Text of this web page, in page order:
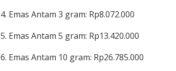
4. Emas Antam 3 gram: Rp8.072.000
5. Emas Antam 5 gram: Rp13.420.000
6. Emas Antam 10 gram: Rp26.785.000